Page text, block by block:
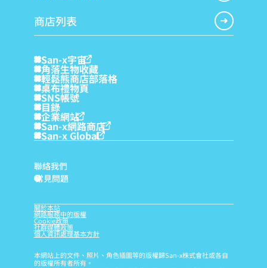
商店列表
San-x宇宙
角落生物收藏
輕鬆熊商店部落格
桌布禮物頁
SNS帳號
目錄
企業網站
San-x網路商店
San-x Global
聯絡我們
?
常見問題
關於本站
網路服務中的版權
Cookie政策
社群媒體政策
個人資訊處理基本方針
本網站上的文件、照片、角色插圖等的版權歸San-x株式會社或各自
的版權所有者所有。